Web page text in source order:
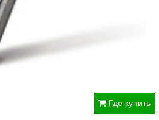
Где купить